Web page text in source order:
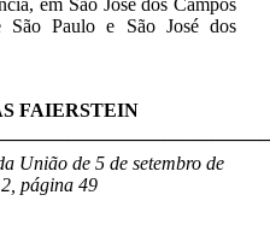
em São José dos Campos
São Paulo e São José dos
FAIERSTEIN
União de 5 de setembro de
página 49